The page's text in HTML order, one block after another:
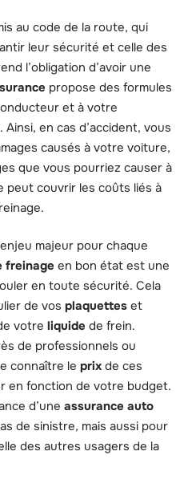
au code de la route, qui
leur sécurité et celle des
l’obligation d’avoir une
propose des formules
et à votre
en cas d’accident, vous
causés à votre voiture,
que vous pourriez causer à
peut couvrir les coûts liés à
majeur pour chaque
freinage en bon état est une
en toute sécurité. Cela
de vos plaquettes et
votre liquide de frein.
de professionnels ou
connaître le prix de ces
en fonction de votre budget.
d’une assurance auto
de sinistre, mais aussi pour
des autres usagers de la